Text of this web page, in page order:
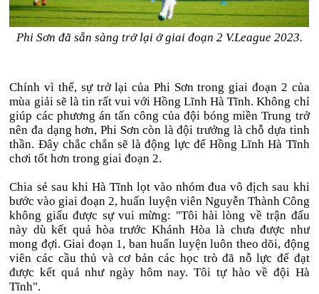
Phi Sơn đã sẵn sàng trở lại ở giai đoạn 2 V.League 2023.
Chính vì thế, sự trở lại của Phi Sơn trong giai đoạn 2 của
mùa giải sẽ là tin rất vui với Hồng Lĩnh Hà Tĩnh. Không chỉ
giúp các phương án tấn công của đội bóng miền Trung trở
nên đa dạng hơn, Phi Sơn còn là đội trưởng là chỗ dựa tinh
thần. Đây chắc chắn sẽ là động lực để Hồng Lĩnh Hà Tĩnh
chơi tốt hơn trong giai đoạn 2.
Chia sẻ sau khi Hà Tĩnh lọt vào nhóm đua vô địch sau khi
bước vào giai đoạn 2, huấn luyện viên Nguyễn Thành Công
không giấu được sự vui mừng: "Tôi hài lòng về trận đấu
này dù kết quả hòa trước Khánh Hòa là chưa được như
mong đợi. Giai đoạn 1, ban huấn luyện luôn theo dõi, động
viên các cầu thủ và cơ bản các học trò đã nỗ lực để đạt
được kết quả như ngày hôm nay. Tôi tự hào về đội Hà
Tĩnh".